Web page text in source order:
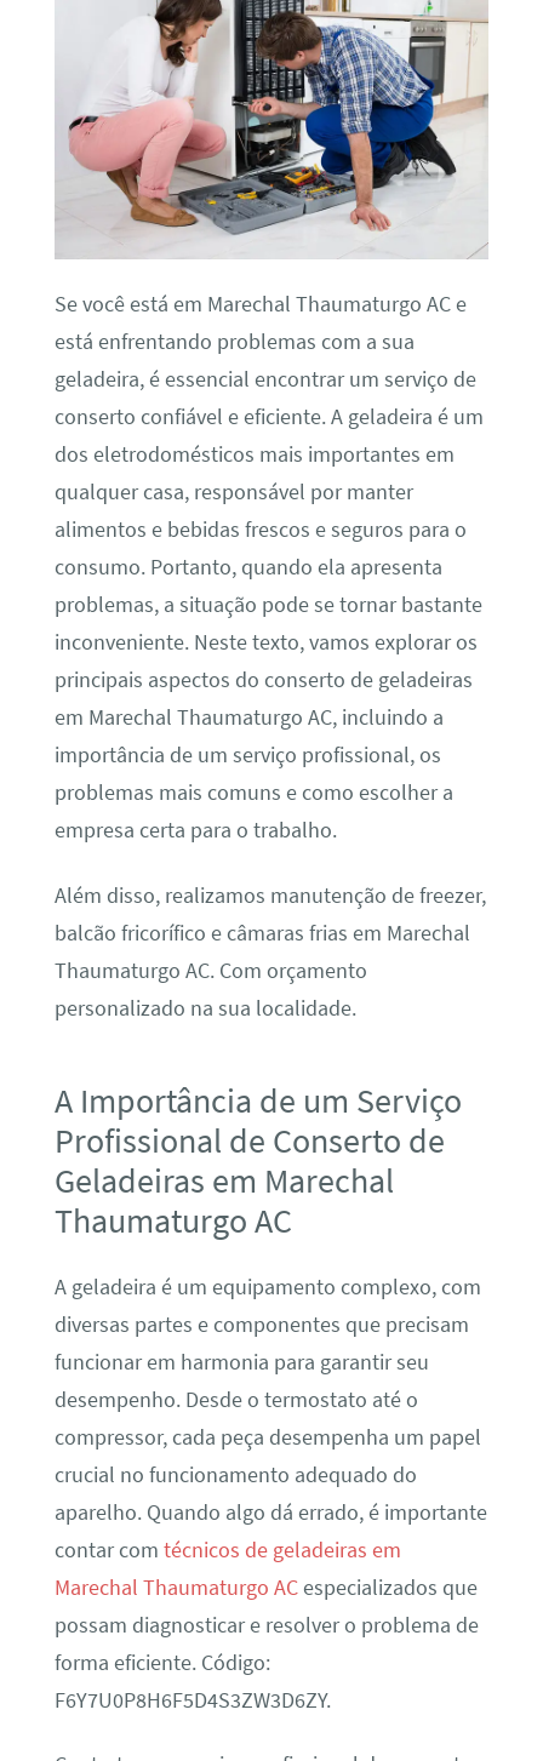
Se você está em Marechal Thaumaturgo AC e
está enfrentando problemas com a sua
geladeira, é essencial encontrar um serviço de
conserto confiável e eficiente. A geladeira é um
dos eletrodomésticos mais importantes em
qualquer casa, responsável por manter
alimentos e bebidas frescos e seguros para o
consumo. Portanto, quando ela apresenta
problemas, a situação pode se tornar bastante
inconveniente. Neste texto, vamos explorar os
principais aspectos do conserto de geladeiras
em Marechal Thaumaturgo AC, incluindo a
importância de um serviço profissional, os
problemas mais comuns e como escolher a
empresa certa para o trabalho.
Além disso, realizamos manutenção de freezer,
balcão fricorífico e câmaras frias em Marechal
Thaumaturgo AC. Com orçamento
personalizado na sua localidade.
A Importância de um Serviço
Profissional de Conserto de
Geladeiras em Marechal
Thaumaturgo AC
A geladeira é um equipamento complexo, com
diversas partes e componentes que precisam
funcionar em harmonia para garantir seu
desempenho. Desde o termostato até o
compressor, cada peça desempenha um papel
crucial no funcionamento adequado do
aparelho. Quando algo dá errado, é importante
contar com técnicos de geladeiras em
Marechal Thaumaturgo ACespecializados que
possam diagnosticar e resolver o problema de
forma eficiente. Código:
F6Y7U0P8H6F5D4S3ZW3D6ZY.